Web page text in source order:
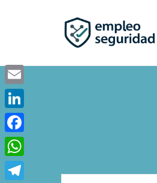
Email
LinkedIn
Facebook
WhatsApp